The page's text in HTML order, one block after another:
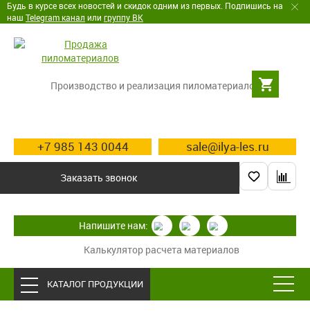
Будь в курсе всех новостей и скидок одним из первых. Подпишись на
наш Telegram канал или группу ВК
Производство и реализация пиломатериалов
+7 985 143 0044 sale@ilya-les.ru
Заказать звонок
Калькулятор расчета материалов
Напишите нам:
КАТАЛОГ ПРОДУКЦИИ